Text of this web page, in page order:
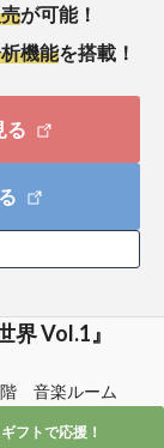
が可能！
機能を搭載！
る
界 Vol.1』
階 音楽ルーム
ギフトで応援！